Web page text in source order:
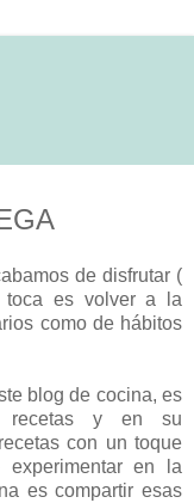
de disfrutar (
es volver a la
como de hábitos
blog de cocina, es
recetas y en su
con un toque
experimentar en la
es compartir esas